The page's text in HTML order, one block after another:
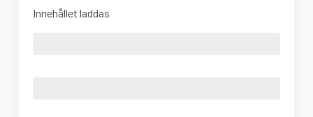
Innehållet laddas